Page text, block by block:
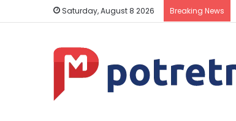
Saturday, August 8 2026 Breaking News